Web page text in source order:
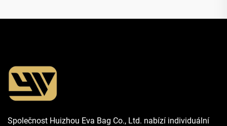
Společnost Huizhou Eva Bag Co., Ltd. nabízí individuální